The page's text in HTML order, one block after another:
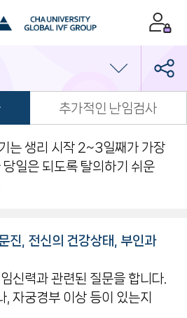
추가적인 난임검사
는 생리 시작 2~3일째가 가장
일은 되도록 탈의하기 쉬운
진, 전신의 건강상태, 부인과
신력과 관련된 질문을 합니다.
, 자궁경부 이상 등이 있는지